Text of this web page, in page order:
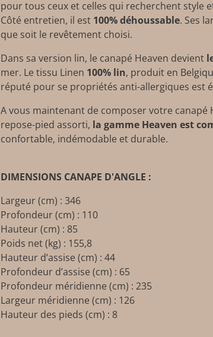
pour tous ceux et celles qui recherchent style
Côté entretien, il est 100% déhoussable. Ses
que soit le revêtement choisi.
Dans sa version lin, le canapé Heaven devient
mer. Le tissu Linen 100% lin, produit en
réputé pour se propriétés anti-allergiques est
A vous maintenant de composer votre canapé
repose-pied assorti, la gamme Heaven est
confortable, indémodable et durable.
DIMENSIONS CANAPE D'ANGLE :
Largeur (cm) : 346
Profondeur (cm) : 110
Hauteur (cm) : 85
Poids net (kg) : 155,8
Hauteur d’assise (cm) : 44
Profondeur d’assise (cm) : 65
Profondeur méridienne (cm) : 235
Largeur méridienne (cm) : 126
Hauteur des pieds (cm) : 8